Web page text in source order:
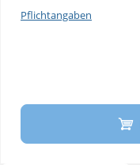
Pflichtangaben